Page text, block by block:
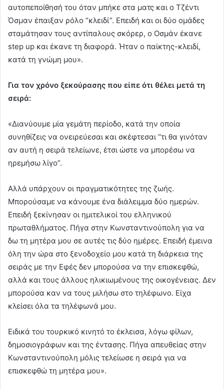
αυτοπεποίθησή του όταν μπήκε στα ματς και ο Tζέντι
Όσμαν έπαιξαν ρόλο “κλειδί”. Επειδή και οι δύο ομάδες
σταμάτησαν τους αντίπαλους σκόρερ, ο Οσμάν έκανε
step up και έκανε τη διαφορά. Ήταν ο παίκτης-κλειδί,
κατά τη γνώμη μου».
Για τον χρόνο ξεκούρασης που είπε ότι θέλει μετά τη
σειρά:
«Διανύουμε μία γεμάτη περίοδο, κατά την οποία
συνηθίζεις να ονειρεύεσαι και σκέφτεσαι “τι θα γινόταν
αν αυτή η σειρά τελείωνε, έτσι ώστε να μπορέσω να
ηρεμήσω λίγο”.
Αλλά υπάρχουν οι πραγματικότητες της ζωής.
Μπορούσαμε να κάνουμε ένα διάλειμμα δύο ημερών.
Επειδή ξεκίνησαν οι ημιτελικοί του ελληνικού
πρωταθλήματος. Πήγα στην Κωνσταντινούπολη για να
δω τη μητέρα μου σε αυτές τις δύο ημέρες. Επειδή έμεινα
όλη την ώρα στο ξενοδοχείο μου κατά τη διάρκεια της
σειράς με την Εφές δεν μπορούσα να την επισκεφθώ,
αλλά και τους άλλους ηλικιωμένους της οικογένειας. Δεν
μπορούσα καν να τους μιλήσω στο τηλέφωνο. Είχα
κλείσει όλα τα τηλέφωνά μου.
Ειδικά του τουρκικό κινητό το έκλεισα, λόγω φίλων,
δημοσιογράφων και της έντασης. Πήγα απευθείας στην
Κωνσταντινούπολη μόλις τελείωσε η σειρά για να
επισκεφθώ τη μητέρα μου».